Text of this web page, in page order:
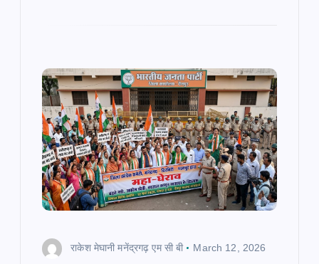
राकेश मेघानी मनेंद्रगढ़ एम सी बी March 12, 2026